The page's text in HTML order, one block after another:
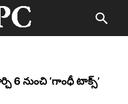
6 నుంచి ‘గాంధీ టాక్స్’